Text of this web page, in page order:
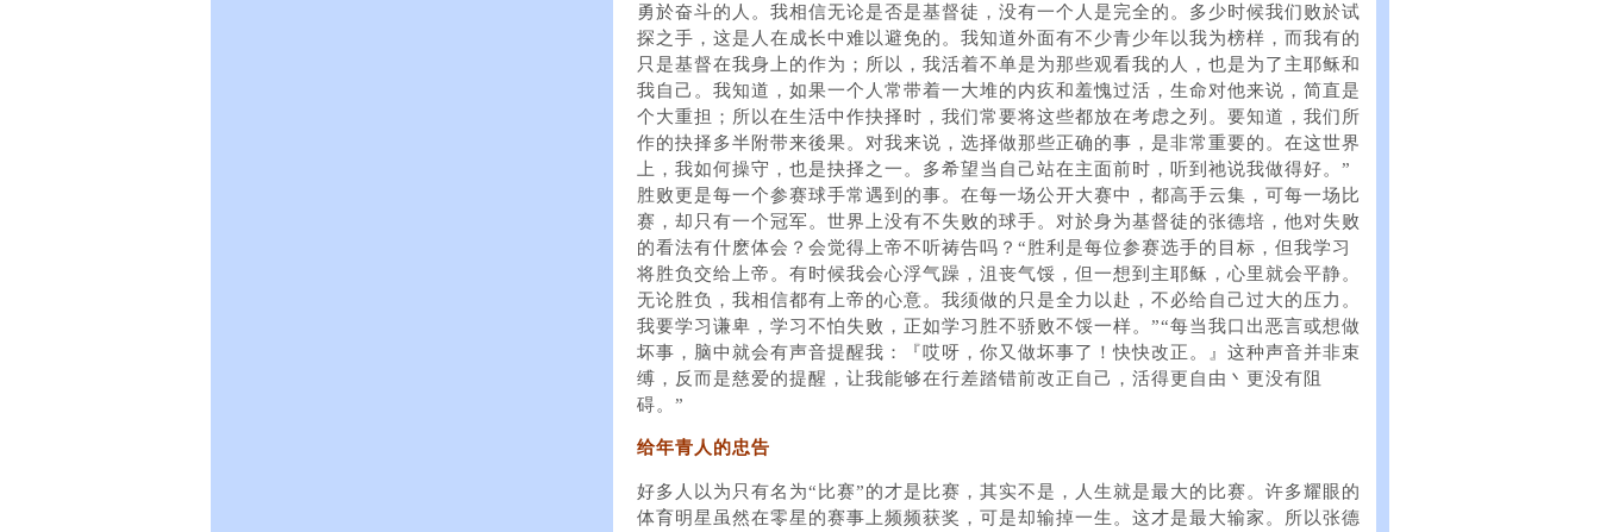
勇於奋斗的人。我相信无论是否是基督徒，没有一个人是完全的。多少时候我们败於试
探之手，这是人在成长中难以避免的。我知道外面有不少青少年以我为榜样，而我有的
只是基督在我身上的作为；所以，我活着不单是为那些观看我的人，也是为了主耶稣和
我自己。我知道，如果一个人常带着一大堆的内疚和羞愧过活，生命对他来说，简直是
个大重担；所以在生活中作抉择时，我们常要将这些都放在考虑之列。要知道，我们所
作的抉择多半附带来後果。对我来说，选择做那些正确的事，是非常重要的。在这世界
上，我如何操守，也是抉择之一。多希望当自己站在主面前时，听到祂说我做得好。”
胜败更是每一个参赛球手常遇到的事。在每一场公开大赛中，都高手云集，可每一场比
赛，却只有一个冠军。世界上没有不失败的球手。对於身为基督徒的张德培，他对失败
的看法有什麽体会？会觉得上帝不听祷告吗？“胜利是每位参赛选手的目标，但我学习
将胜负交给上帝。有时候我会心浮气躁，沮丧气馁，但一想到主耶稣，心里就会平静。
无论胜负，我相信都有上帝的心意。我须做的只是全力以赴，不必给自己过大的压力。
我要学习谦卑，学习不怕失败，正如学习胜不骄败不馁一样。”“每当我口出恶言或想做
坏事，脑中就会有声音提醒我：『哎呀，你又做坏事了！快快改正。』这种声音并非束
缚，反而是慈爱的提醒，让我能够在行差踏错前改正自己，活得更自由丶更没有阻
碍。”
给年青人的忠告
好多人以为只有名为“比赛”的才是比赛，其实不是，人生就是最大的比赛。许多耀眼的
体育明星虽然在零星的赛事上频频获奖，可是却输掉一生。这才是最大输家。所以张德